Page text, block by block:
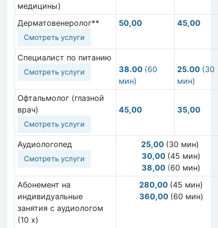
медицины)
Дерматовенеролог**
Смотреть услуги
50,00 45,00
Специалист по питанию
Смотреть услуги 38.00 (60
мин)
25.00 (30
мин)
Офтальмолог (глазной
врач)
Смотреть услуги
45,00 35,00
Аудиологопед
Смотреть услуги
25,00 (30 мин)
30,00 (45 мин)
38,00 (60 мин)
Абонемент на
индивидуальные
занятия с аудиологом
(10 x)
280,00 (45 мин)
360,00 (60 мин)